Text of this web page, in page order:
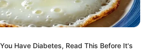
Have Diabetes, Read This Before It's